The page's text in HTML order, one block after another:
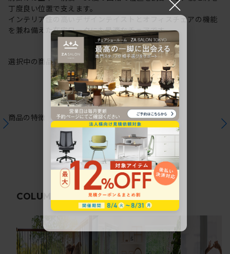
丁度良い位置で支えます。
インテリア性の高いデザインテイストとオフィスチェアの機能
を兼ね備えた在宅ワークにも最適なチェアです。
選択中の商品情報保証注意事項
商品の特徴
COLUMN 関連コラム